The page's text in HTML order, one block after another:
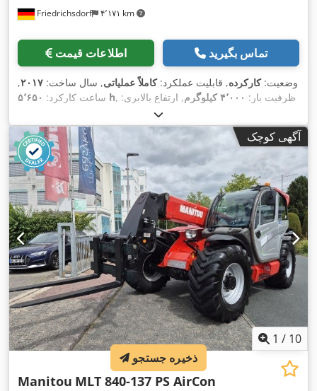
Friedrichsdorf ۴٬۱۷۱ km
اطلاعات قیمت تماس بگیرید
وضعیت:کارکرده, قابلیت عملکرد:کاملاً عملیاتی, سال ساخت: ۲۰۱۷,
ساعت کارکرد: ۵٬۶۵۰ h , ظرفیت بار: ۴٬۰۰۰ کیلوگرم
, ارتفاع بالابری:
دیزل, نوع دکل:
۲٬۴۰۰ میلی‌متر
, قدرت:۱۰۷ کیلووات (۱۴۵٫۴۸ اسب بخار)
, طول
شاخک‌ها:۱٬۲۰۰ میلی‌متر , وزن خالی:
, طول کل:
۵٬۳۷۰ میلی‌متر, نوع سیستم انتقال قدرت:
, عرض ساخت:
۲٬۳۹۰ میلی‌متر,
آگهی کوچک
1 / 10
Manitou MLT 840-137 PS AirCon
ذخیره جستجو